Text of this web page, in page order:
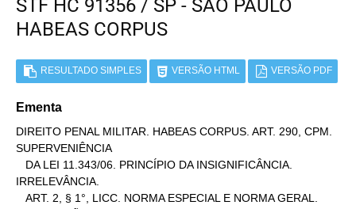
STF HC 91356 / SP - SÃO PAULO
HABEAS CORPUS
RESULTADO SIMPLES VERSÃO HTML VERSÃO PDF
Ementa
DIREITO PENAL MILITAR. HABEAS CORPUS. ART. 290, CPM.
SUPERVENIÊNCIA
IRRELEVÂNCIA.